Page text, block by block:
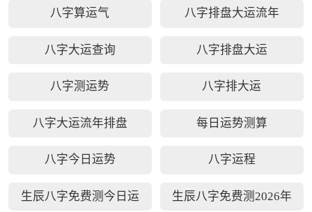
八字算运气 八字排盘大运流年
八字大运查询 八字排盘大运
八字测运势 八字排大运
八字大运流年排盘 每日运势测算
八字今日运势 八字运程
生辰八字免费测今日运 生辰八字免费测2026年